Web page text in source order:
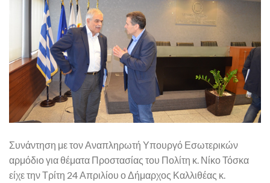
Συνάντηση με τον Αναπληρωτή Υπουργό Εσωτερικών
αρμόδιο για θέματα Προστασίας του Πολίτη κ. Νίκο Τόσκα
είχε την Τρίτη 24 Απριλίου ο Δήμαρχος Καλλιθέας κ.